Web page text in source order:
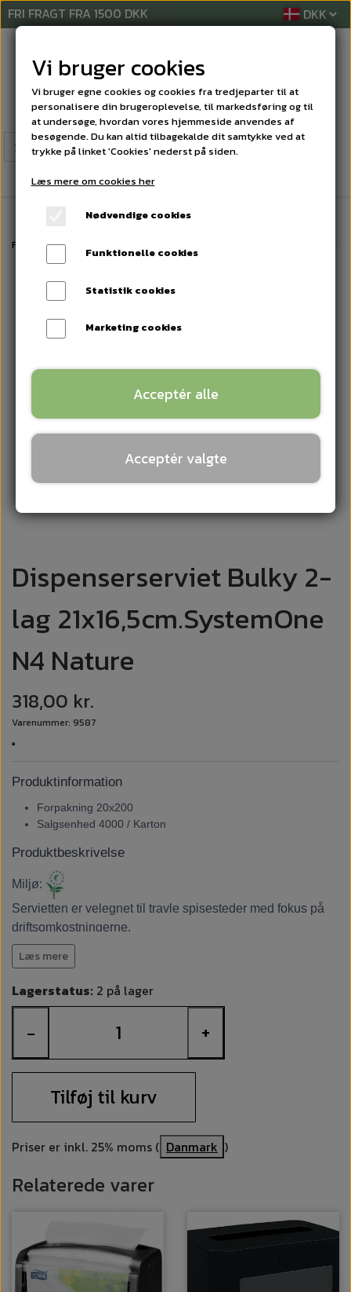
FRI FRAGT FRA 1500 DKK
Forside AFTØRRINGSPAPIR
Dispenserserviet Bulky 2-
lag 21x16,5cm.SystemOne
N4 Nature
318,00 kr.
Varenummer: 9587
Produktinformation
Forpakning 20x200
Salgsenhed 4000 / Karton
Produktbeskrivelse
Miljø:
Servietten er velegnet til travle spisesteder med fokus på
driftsomkostningerne.
Dokumenter
Sikkerhedsdatablad
Læs mere
Lagerstatus: 2 på lager
− +
Tilføj til kurv
Priser er inkl. 25% moms ( Danmark )
Relaterede varer
Vi bruger cookies
Vi bruger egne cookies og cookies fra tredjeparter til at
personalisere din brugeroplevelse, til markedsføring og til
at undersøge, hvordan vores hjemmeside anvendes af
besøgende. Du kan altid tilbagekalde dit samtykke ved at
trykke på linket 'Cookies' nederst på siden.
Læs mere om cookies her
Nødvendige cookies
Funktionelle cookies
Statistik cookies
Marketing cookies
Acceptér alle
Acceptér valgte